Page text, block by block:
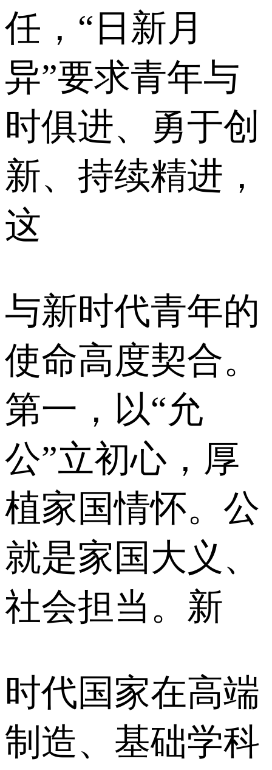
任，“日新月
异”要求青年与
时俱进、勇于创
新、持续精进，
这
与新时代青年的
使命高度契合。
第一，以“允
公”立初心，厚
植家国情怀。公
就是家国大义、
社会担当。新
时代国家在高端
制造、基础学科